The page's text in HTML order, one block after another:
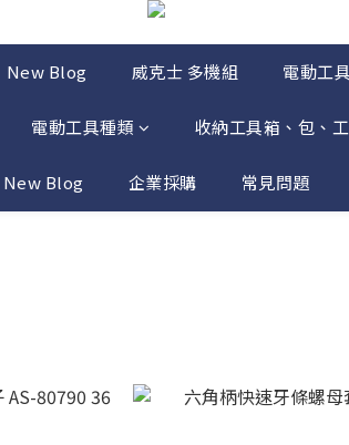
New Blog 威克士 多機組 電動工
電動工具種類 收納工具箱、包、
New Blog 企業採購 常見問題